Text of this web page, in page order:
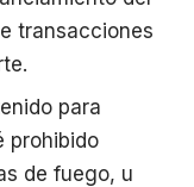
transacciones
para
prohibido
de fuego, u